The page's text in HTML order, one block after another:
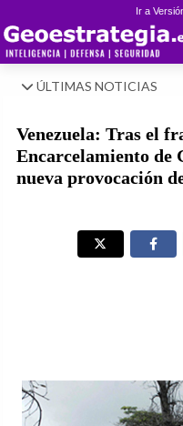
Ir a
ÚLTIMAS NOTICIAS
Venezuela: Tras el
Encarcelamiento de
nueva provocación